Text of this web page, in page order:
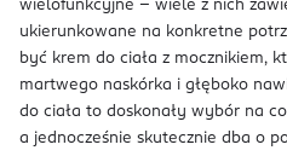
wielofunkcyjne – wiele z nich
ukierunkowane na konkretne
być krem do ciała z mocznikiem,
martwego naskórka i głęboko
do ciała to doskonały wybór na
a jednocześnie skutecznie dba o